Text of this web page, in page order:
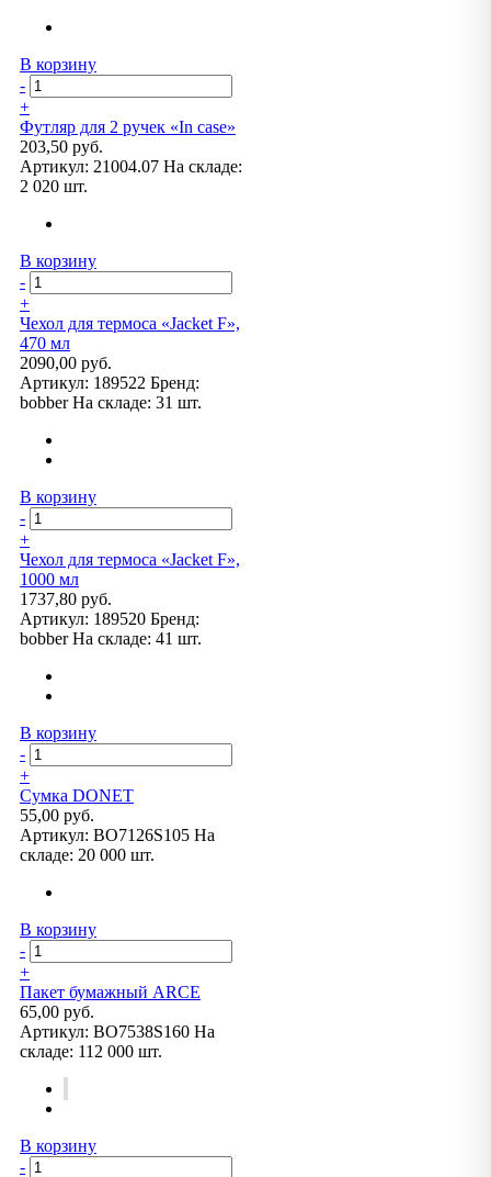
В корзину
-
+
Футляр для 2 ручек «In case»
203,50 руб.
Артикул: 21004.07 На складе:
2 020 шт.
В корзину
-
+
Чехол для термоса «Jacket F»,
470 мл
2090,00 руб.
Артикул: 189522 Бренд:
bobber На складе: 31 шт.
В корзину
-
+
Чехол для термоса «Jacket F»,
1000 мл
1737,80 руб.
Артикул: 189520 Бренд:
bobber На складе: 41 шт.
В корзину
-
+
Сумка DONET
55,00 руб.
Артикул: BO7126S105 На
складе: 20 000 шт.
В корзину
-
+
Пакет бумажный ARCE
65,00 руб.
Артикул: BO7538S160 На
складе: 112 000 шт.
В корзину
-